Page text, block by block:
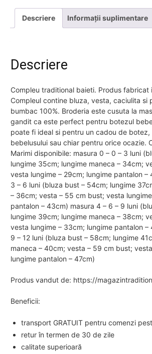
Descriere Informații suplimentare
Descriere
Compleu traditional baieti. Produs fabricat
Compleul contine bluza, vesta, caciulita si
bumbac 100%. Broderia este cusuta la
gandit ca este perfect pentru botezul
poate fi ideal si pentru un cadou de botez,
bebelusului sau chiar pentru orice ocazie.
Marimi disponibile: masura 0 – 0 – 3 luni
lungime 35cm; lungime maneca – 34cm;
vesta lungime – 29cm; lungime pantalon –
3 – 6 luni (bluza bust – 54cm; lungime
– 36cm; vesta – 55 cm bust; vesta
pantalon – 43cm) masura 4 – 6 – 9 luni
lungime 39cm; lungime maneca – 38cm;
vesta lungime – 33cm; lungime pantalon –
9 – 12 luni (bluza bust – 58cm; lungime
maneca – 40cm; vesta – 59 cm bust;
lungime pantalon – 47cm)
Produs vandut de: https://
Beneficii:
transport GRATUIT pentru comenzi
retur în termen de 30 de zile
calitate superioară